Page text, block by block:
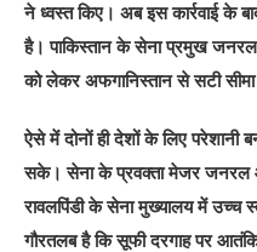
ने ध्वस्त किए। अब इस कार्रवाई के
है। पाकिस्तान के सेना प्रमुख जनरल
को लेकर अफगानिस्तान से सटी सीमा
ऐसे में दोनों ही देशों के लिए परेशानी
सके। सेना के प्रवक्ता मेजर जनरल
रावलपिंडी के सेना मुख्यालय में उच्च
गौरतलब है कि सूफी दरगाह पर